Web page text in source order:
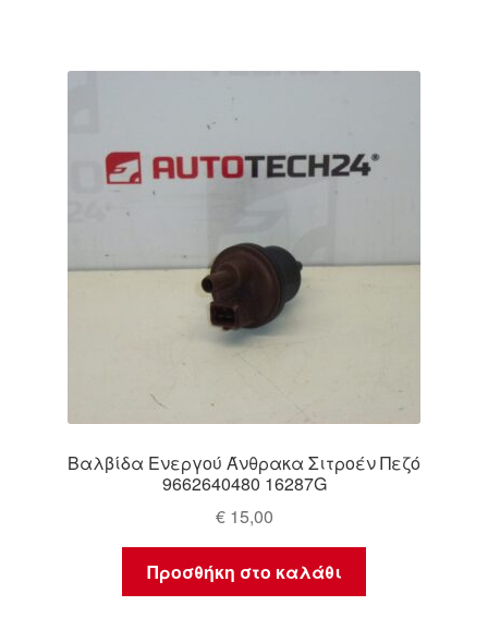
Βαλβίδα Ενεργού Άνθρακα Σιτροέν Πεζό
9662640480 16287G
€15,00
Προσθήκη στο καλάθι